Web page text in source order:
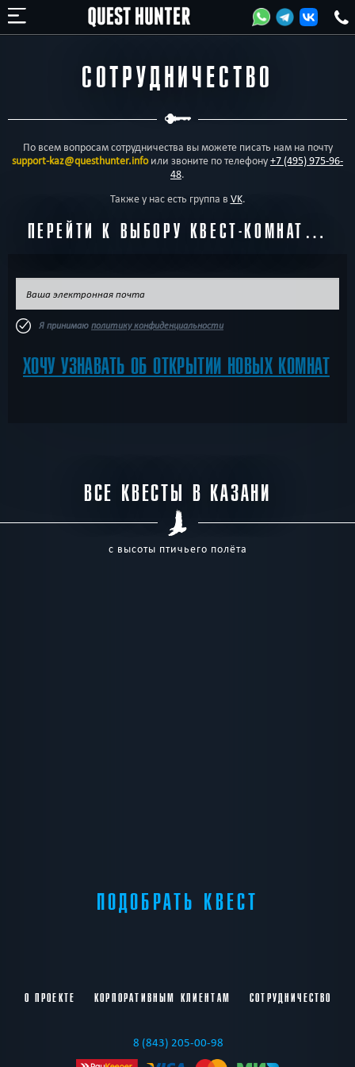
СОТРУДНИЧЕСТВО
По всем вопросам сотрудничества вы можете писать нам на почту
support-kaz@questhunter.infoили звоните по телефону+7 (495) 975-96-
48.
Также у нас есть группа в VK.
ПЕРЕЙТИ К ВЫБОРУ КВЕСТ-КОМНАТ…
Я принимаю политику конфиденциальности
ХОЧУ УЗНАВАТЬ ОБ ОТКРЫТИИ НОВЫХ КОМНАТ
ВСЕ КВЕСТЫ В КАЗАНИ
с высоты птичьего полёта
ПОДОБРАТЬ КВЕСТ
О ПРОЕКТЕ КОРПОРАТИВНЫМ КЛИЕНТАМ СОТРУДНИЧЕСТВО
8 (843) 205-00-98